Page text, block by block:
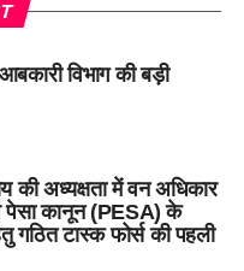
विभाग की बड़ी
की अध्यक्षता में वन अधिकार
पेसा कानून (PESA) के
गठित टास्क फोर्स की पहली